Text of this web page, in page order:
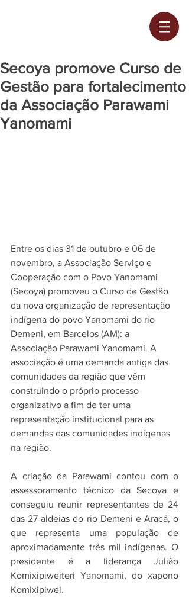
Secoya promove Curso de
Gestão para fortalecimento
da Associação Parawami
Yanomami
Entre os dias 31 de outubro e 06 de
novembro, a Associação Serviço e
Cooperação com o Povo Yanomami
(Secoya) promoveu o Curso de Gestão
da nova organização de representação
indígena do povo Yanomami do rio
Demeni, em Barcelos (AM): a
Associação Parawami Yanomami. A
associação é uma demanda antiga das
comunidades da região que vêm
construindo o próprio processo
organizativo a fim de ter uma
representação institucional para as
demandas das comunidades indígenas
na região.
A criação da Parawami contou com o
assessoramento técnico da Secoya e
conseguiu reunir representantes de 24
das 27 aldeias do rio Demeni e Aracá, o
que representa uma população de
aproximadamente três mil indígenas. O
presidente é a liderança Julião
Komixipiweiteri Yanomami, do xapono
Komixipiwei.